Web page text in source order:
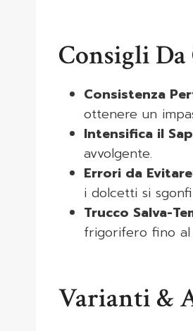
Consigli
Consistenza
ottenere un
Intensifica il
avvolgente.
Errori da Evitare
i dolcetti si
Trucco Salva-
frigorifero fino
Varianti &